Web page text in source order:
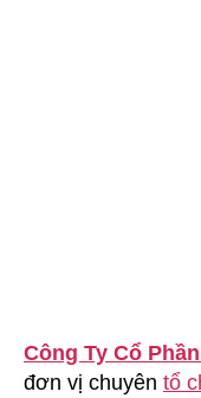
Công Ty Cổ
đơn vị chuyên tổ